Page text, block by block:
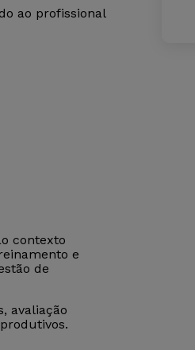
ao profissional
contexto
e
de
avaliação